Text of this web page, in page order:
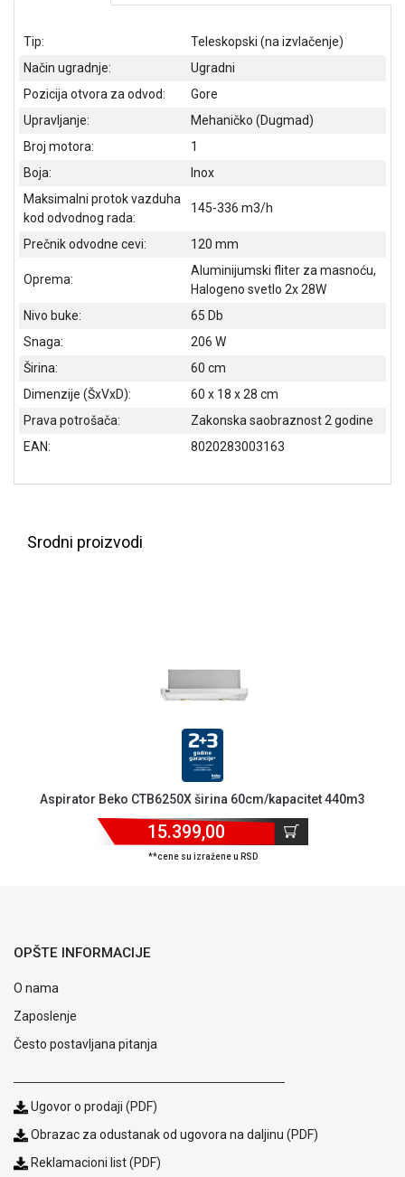
ADAPTERI
MATERIJAL
ZA
KUĆU
PRIBOR
BICIKLE
ALAT I
OUTLET
KRIPTO
IGRAČKE
Način
plaćanja
Podrška
Tip:
Teleskopski (na izvlačenje)
Način ugradnje:
Ugradni
Pozicija otvora za odvod:
Gore
Upravljanje:
Mehaničko (Dugmad)
Broj motora:
1
Boja:
Inox
Maksimalni protok vazduha
kod odvodnog rada:
145-336 m3/h
Prečnik odvodne cevi: 120 mm
Oprema:
Aluminijumski fliter za masnoću,
Halogeno svetlo 2x 28W
Nivo buke:
65 Db
Snaga:
206 W
Širina:
60 cm
Dimenzije (ŠxVxD):
60 x 18 x 28 cm
Prava potrošača:
Zakonska saobraznost 2 godine
EAN:
8020283003163
Srodni proizvodi
Aspirator Beko CTB6250X širina 60cm/kapacitet 440m3
15.399,00
**cene su izražene u RSD
OPŠTE INFORMACIJE
O nama
Zaposlenje
Često postavljana pitanja
Ugovor o prodaji (PDF)
Obrazac za odustanak od ugovora na daljinu (PDF)
Reklamacioni list (PDF)